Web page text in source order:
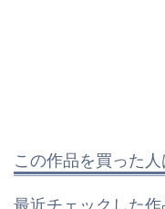
この作品を買った
最近チェックした作